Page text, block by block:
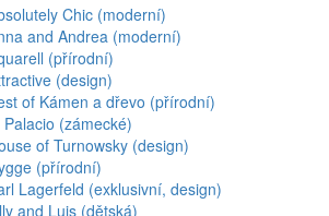
Chic (moderní)
and Andrea (moderní)
(přírodní)
(design)
of Kámen a dřevo (přírodní)
Palacio (zámecké)
of Turnowsky (design)
(přírodní)
Lagerfeld (exklusivní, design)
and Luis (dětská)